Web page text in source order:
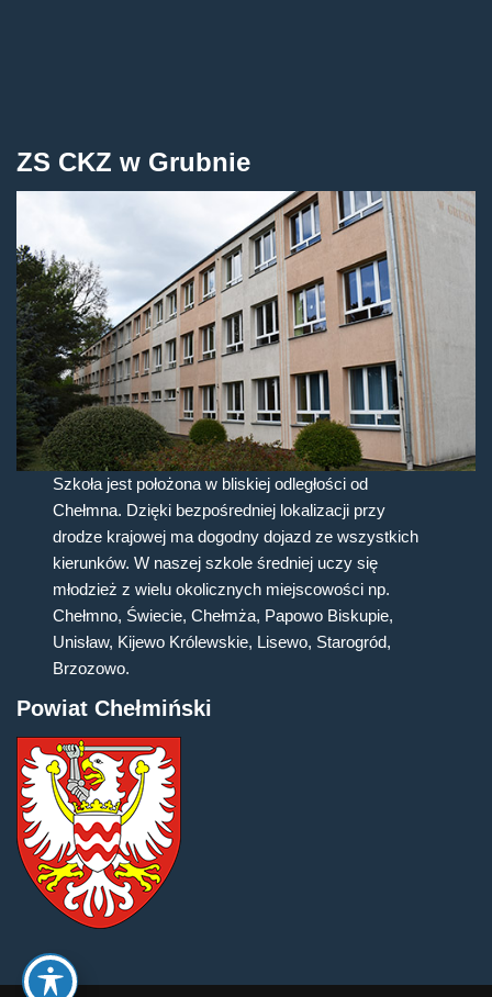
ZS CKZ w Grubnie
Szkoła jest położona w bliskiej odległości od
Chełmna. Dzięki bezpośredniej lokalizacji przy
drodze krajowej ma dogodny dojazd ze wszystkich
kierunków. W naszej szkole średniej uczy się
młodzież z wielu okolicznych miejscowości np.
Chełmno, Świecie, Chełmża, Papowo Biskupie,
Unisław, Kijewo Królewskie, Lisewo, Starogród,
Brzozowo.
Powiat Chełmiński